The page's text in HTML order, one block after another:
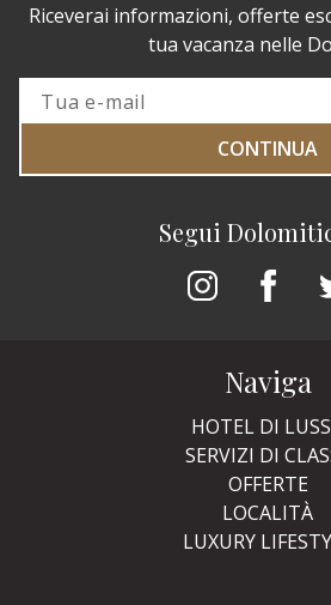
Segui
Riceverai informazioni, offerte
tua vacanza nelle
CONTINUA
Naviga
HOTEL DI
SERVIZI DI
OFFERTE
LOCALITÀ
LUXURY